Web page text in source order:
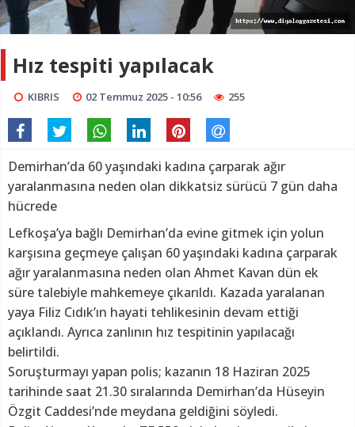
Hız tespiti yapılacak
KIBRIS 02 Temmuz 2025 - 10:56 255
Demirhan’da 60 yaşındaki kadına çarparak ağır
yaralanmasına neden olan dikkatsiz sürücü 7 gün daha
hücrede
Lefkoşa’ya bağlı Demirhan’da evine gitmek için yolun
karşısına geçmeye çalışan 60 yaşındaki kadına çarparak
ağır yaralanmasına neden olan Ahmet Kavan dün ek
süre talebiyle mahkemeye çıkarıldı. Kazada yaralanan
yaya Filiz Cıdık’ın hayati tehlikesinin devam ettiği
açıklandı. Ayrıca zanlının hız tespitinin yapılacağı
belirtildi.
Soruşturmayı yapan polis; kazanın 18 Haziran 2025
tarihinde saat 21.30 sıralarında Demirhan’da Hüseyin
Özgit Caddesi’nde meydana geldiğini söyledi.